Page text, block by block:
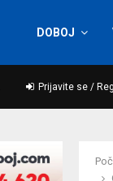
DOBOJ
Prijavite se /